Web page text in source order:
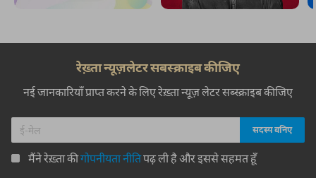
रेख़्ता न्यूज़लेटर सबस्क्राइब कीजिए
नई जानकारियाँ प्राप्त करने के लिए रेख़्ता न्यूज़ लेटर सब्स्क्राइब कीजिए
मैंने रेख़्ता कीगोपनीयता नीतिपढ़ ली है और इससे सहमत हूँ